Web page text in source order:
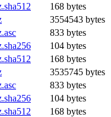
168 bytes
3554543 bytes
833 bytes
104 bytes
168 bytes
3535745 bytes
833 bytes
104 bytes
168 bytes